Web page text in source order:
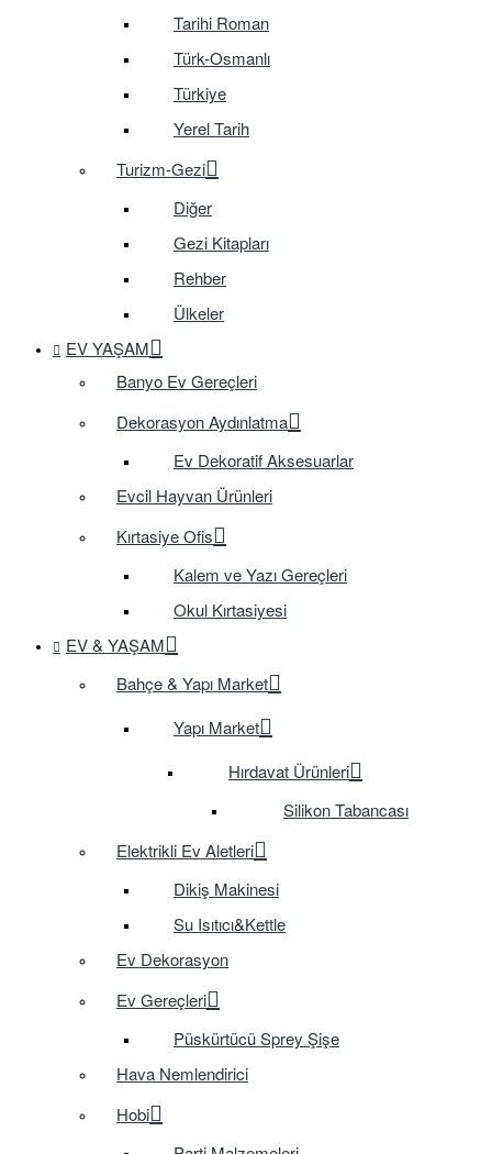
Tarihi Roman
Türk-Osmanlı
Türkiye
Yerel Tarih
Turizm-Gezi
Diğer
Gezi Kitapları
Rehber
Ülkeler
EV YAŞAM
Banyo Ev Gereçleri
Dekorasyon Aydınlatma
Ev Dekoratif Aksesuarlar
Evcil Hayvan Ürünleri
Kırtasiye Ofis
Kalem ve Yazı Gereçleri
Okul Kırtasiyesi
EV & YAŞAM
Bahçe & Yapı Market
Yapı Market
Hırdavat Ürünleri
Silikon Tabancası
Elektrikli Ev Aletleri
Dikiş Makinesi
Su Isıtıcı&Kettle
Ev Dekorasyon
Ev Gereçleri
Püskürtücü Sprey Şişe
Hava Nemlendirici
Hobi